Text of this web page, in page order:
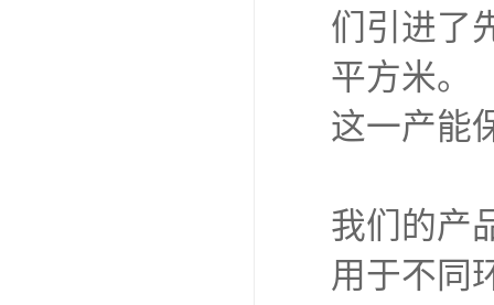
们引进了
平方米。
这一产能
我们的产
用于不同